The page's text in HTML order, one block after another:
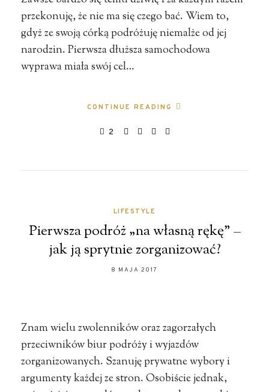
przekonuję, że nie ma się czego bać. Wiem to,
gdyż ze swoją córką podróżuję niemalże od jej
narodzin. Pierwsza dłuższa samochodowa
wyprawa miała swój cel…
CONTINUE READING
2
LIFESTYLE
Pierwsza podróż „na własną rękę” –
jak ją sprytnie zorganizować?
8 MAJA 2017
Znam wielu zwolenników oraz zagorzałych
przeciwników biur podróży i wyjazdów
zorganizowanych. Szanuję prywatne wybory i
argumenty każdej ze stron. Osobiście jednak,